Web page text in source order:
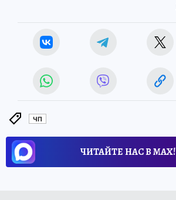
ЧП
ЧИТАЙТЕ НАС В МАХ!